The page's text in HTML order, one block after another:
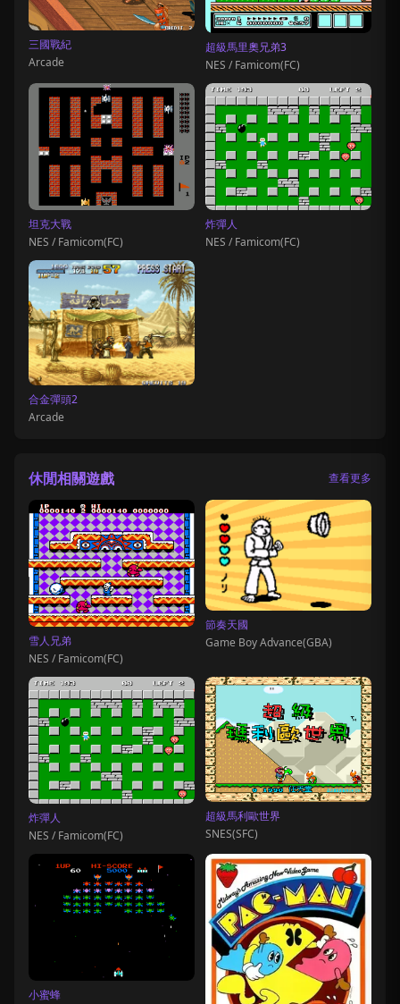
三國戰紀
Arcade
超級馬里奧兄弟3
NES / Famicom(FC)
坦克大戰
NES / Famicom(FC)
炸彈人
NES / Famicom(FC)
合金彈頭2
Arcade
休閒相關遊戲 查看更多
雪人兄弟
NES / Famicom(FC)
節奏天國
Game Boy Advance(GBA)
炸彈人
NES / Famicom(FC)
超級馬利歐世界
SNES(SFC)
小蜜蜂